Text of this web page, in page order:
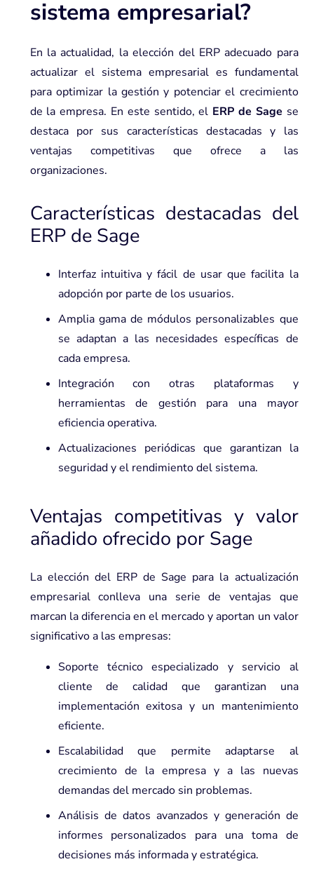
sistema empresarial?
En la actualidad, la elección del ERP adecuado para
actualizar el sistema empresarial es fundamental
para optimizar la gestión y potenciar el crecimiento
de la empresa. En este sentido, el ERP de Sage se
destaca por sus características destacadas y las
ventajas competitivas que ofrece a las
organizaciones.
Características destacadas del
ERP de Sage
Interfaz intuitiva y fácil de usar que facilita la
adopción por parte de los usuarios.
Amplia gama de módulos personalizables que
se adaptan a las necesidades específicas de
cada empresa.
Integración con otras plataformas y
herramientas de gestión para una mayor
eficiencia operativa.
Actualizaciones periódicas que garantizan la
seguridad y el rendimiento del sistema.
Ventajas competitivas y valor
añadido ofrecido por Sage
La elección del ERP de Sage para la actualización
empresarial conlleva una serie de ventajas que
marcan la diferencia en el mercado y aportan un valor
significativo a las empresas:
Soporte técnico especializado y servicio al
cliente de calidad que garantizan una
implementación exitosa y un mantenimiento
eficiente.
Escalabilidad que permite adaptarse al
crecimiento de la empresa y a las nuevas
demandas del mercado sin problemas.
Análisis de datos avanzados y generación de
informes personalizados para una toma de
decisiones más informada y estratégica.